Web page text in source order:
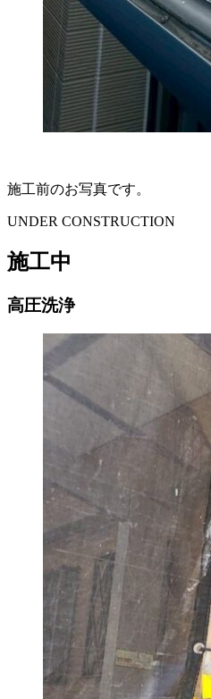
施工前のお写真です。
UNDER CONSTRUCTION
施工中
高圧洗浄